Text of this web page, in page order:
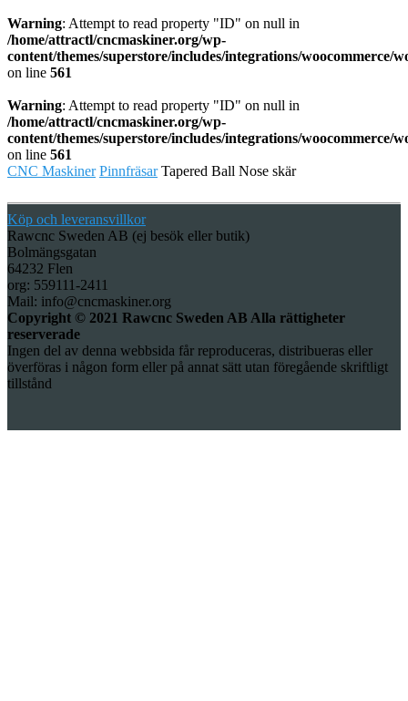
Warning: Attempt to read property "ID" on null in
/home/attractl/cncmaskiner.org/wp-
content/themes/superstore/includes/integrations/woocommerce/
on line 561
Warning: Attempt to read property "ID" on null in
/home/attractl/cncmaskiner.org/wp-
content/themes/superstore/includes/integrations/woocommerce/
on line 561
CNC Maskiner Pinnfräsar Tapered Ball Nose skär
Köp och leveransvillkor
Rawcnc Sweden AB (ej besök eller butik)
Bolmängsgatan
64232 Flen
org: 559111-2411
Mail: info@cncmaskiner.org
Copyright © 2021 Rawcnc Sweden AB Alla rättigheter
reserverade
Ingen del av denna webbsida får reproduceras, distribueras eller
överföras i någon form eller på annat sätt utan föregående skriftligt
tillstånd